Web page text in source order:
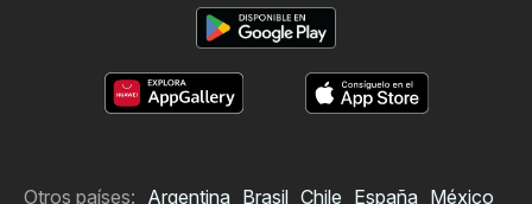
Otros países: Argentina Brasil Chile España México